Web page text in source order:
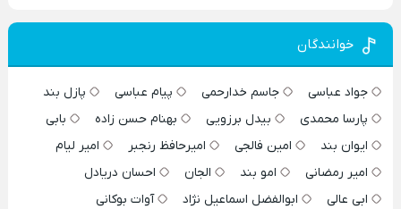
خوانندگان
جواد عباسی جاسم خدارحمی پیام عباسی
پازل بند
پارسا محمدی
بیدل برزویی بهنام حسن زاده
بابی
ایوان بند
امین فالجی امیرحافظ رنجبر
امیر لیام
امیر رمضانی
امو بند الجان
احسان دریادل
ابی عالی
ابوالفضل اسماعیل نژاد
آوات بوکانی